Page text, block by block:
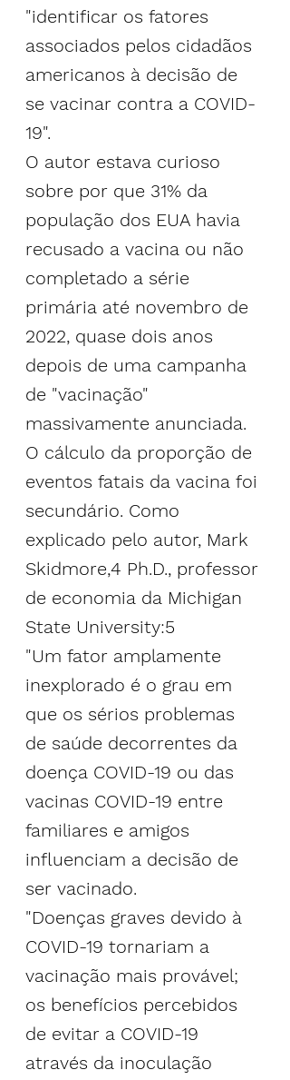
"identificar os fatores
associados pelos cidadãos
americanos à decisão de
se vacinar contra a COVID-
19".
O autor estava curioso
sobre por que 31% da
população dos EUA havia
recusado a vacina ou não
completado a série
primária até novembro de
2022, quase dois anos
depois de uma campanha
de "vacinação"
massivamente anunciada.
O cálculo da proporção de
eventos fatais da vacina foi
secundário. Como
explicado pelo autor, Mark
Skidmore,4 Ph.D., professor
de economia da Michigan
State University:5
"Um fator amplamente
inexplorado é o grau em
que os sérios problemas
de saúde decorrentes da
doença COVID-19 ou das
vacinas COVID-19 entre
familiares e amigos
influenciam a decisão de
ser vacinado.
"Doenças graves devido à
COVID-19 tornariam a
vacinação mais provável;
os benefícios percebidos
de evitar a COVID-19
através da inoculação